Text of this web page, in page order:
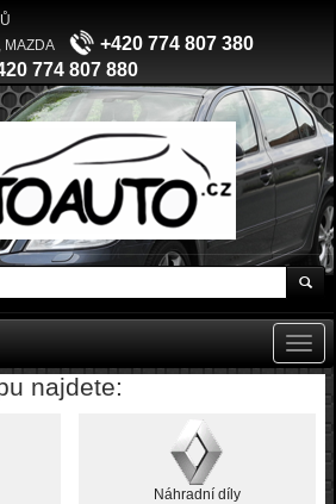
MAZDA
+420 774 807 380
774 807 880
najdete:
Náhradní díly